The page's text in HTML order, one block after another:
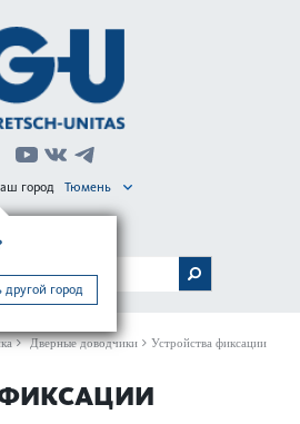
другой город
город Тюмень
Дверные доводчики Устройства фиксации
ФИКСАЦИИ